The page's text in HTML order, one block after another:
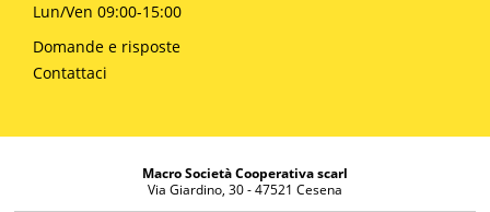
Lun/Ven 09:00-15:00
Domande e risposte
Contattaci
Macro Società Cooperativa scarl
Via Giardino, 30 - 47521 Cesena